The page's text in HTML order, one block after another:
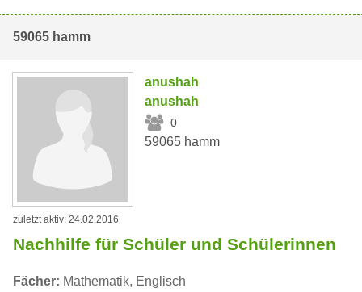
59065 hamm
anushah
anushah
0
59065 hamm
zuletzt aktiv: 24.02.2016
Nachhilfe für Schüler und Schülerinnen
Fächer: Mathematik, Englisch